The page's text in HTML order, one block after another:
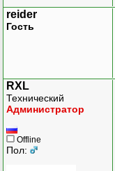
reider
Гость
RXL
Технический
Администратор
Offline
Пол: